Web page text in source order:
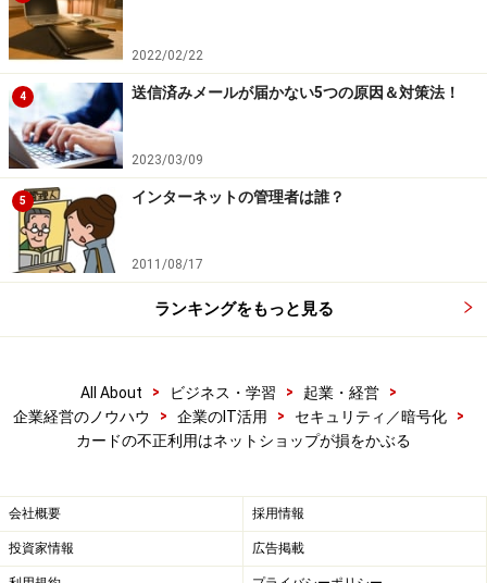
不正利用があるとネットショップではなくカード会社持
ちになります。
3Dセキュアとは、本人認証に使うためカード発行会社に
登録したパスワードです。スキミング等でカード番号や
有効期限を盗まれても、パスワードは分かりませんので
不正利用を防げます。ただネットショップ側にとっては
決済費用が増えます。3Dセキュアはカード決済のオプシ
ョンで提供されており別料金となりますので、高額商品
ネットショップ向けにチャージバック保証サービスをし
ている会社もあります。毎月、決められた額を支払うと
限度額の範囲内で、不正利用された額を保証してくれま
しっかり自分のカードは管理し、ネットショップやお店
に迷惑をかけないようにしましょう。
2022/02/22
4 送信済みメールが届かない5つの原因＆対策法！
2023/03/09
5 インターネットの管理者は誰？
2011/08/17
ランキングをもっと見る
All About > ビジネス・学習 > 起業・経営
>
企業経営のノウハウ
> 企業のIT活用 > セキュリティ／暗号化
>
カードの不正利用はネットショップが損をかぶる
会社概要 採用情報
投資家情報 広告掲載